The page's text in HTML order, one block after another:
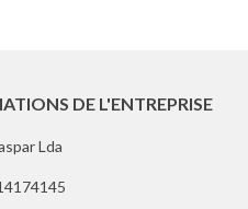
DE L'ENTREPRISE
Lda